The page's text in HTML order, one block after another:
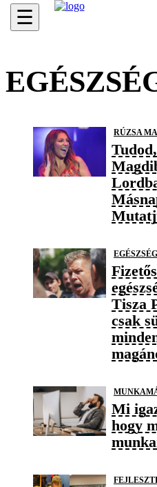
☰
RÚZSA
Tisza
csak
Mi
hogy